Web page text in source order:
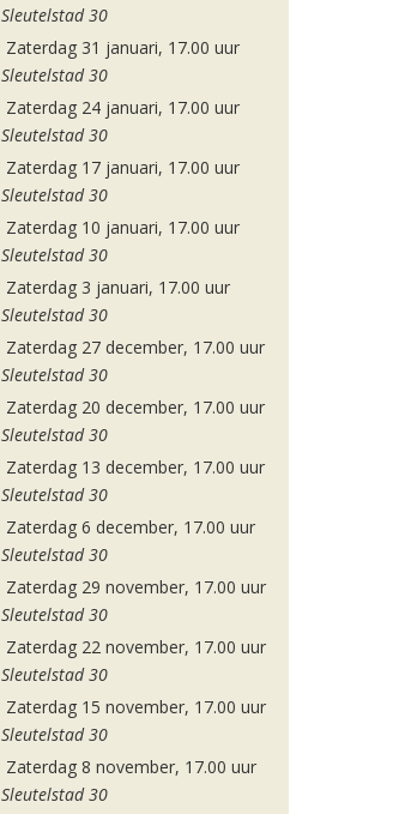
Sleutelstad 30
Zaterdag 31 januari, 17.00 uur
Sleutelstad 30
Zaterdag 24 januari, 17.00 uur
Sleutelstad 30
Zaterdag 17 januari, 17.00 uur
Sleutelstad 30
Zaterdag 10 januari, 17.00 uur
Sleutelstad 30
Zaterdag 3 januari, 17.00 uur
Sleutelstad 30
Zaterdag 27 december, 17.00 uur
Sleutelstad 30
Zaterdag 20 december, 17.00 uur
Sleutelstad 30
Zaterdag 13 december, 17.00 uur
Sleutelstad 30
Zaterdag 6 december, 17.00 uur
Sleutelstad 30
Zaterdag 29 november, 17.00 uur
Sleutelstad 30
Zaterdag 22 november, 17.00 uur
Sleutelstad 30
Zaterdag 15 november, 17.00 uur
Sleutelstad 30
Zaterdag 8 november, 17.00 uur
Sleutelstad 30